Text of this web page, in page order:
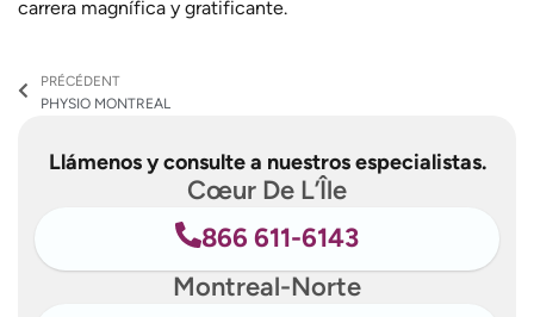
carrera magnífica y gratificante.
PRÉCÉDENT
PHYSIO MONTREAL
Llámenos y consulte a nuestros especialistas.
Cœur De L’Île
866 611-6143
Montreal-Norte